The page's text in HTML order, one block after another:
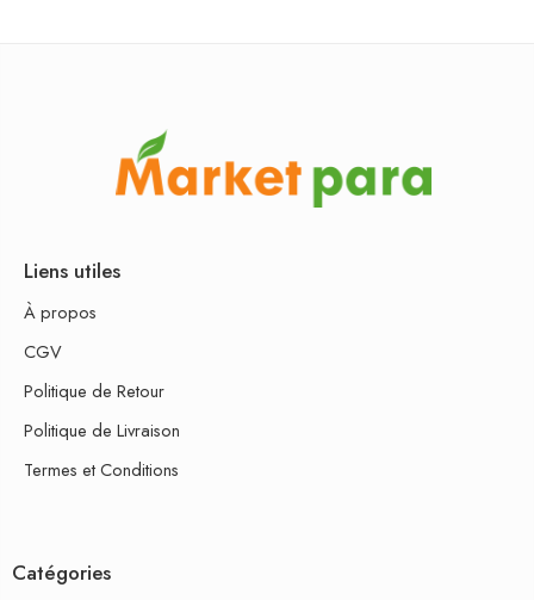
Liens utiles
À propos
CGV
Politique de Retour
Politique de Livraison
Termes et Conditions
Catégories